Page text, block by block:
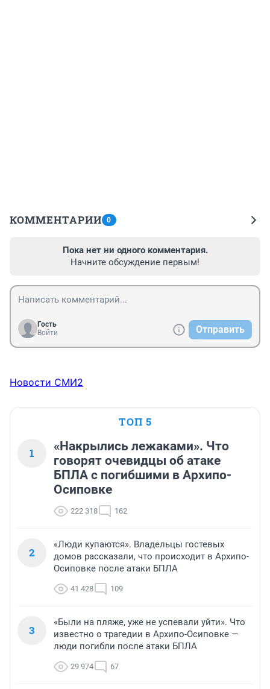
КОММЕНТАРИИ 0
Пока нет ни одного комментария.
Начните обсуждение первым!
Гость
Войти
Отправить
Новости СМИ2
ТОП 5
1
«Накрылись лежаками». Что
говорят очевидцы об атаке
БПЛА с погибшими в Архипо-
Осиповке
222 318 162
2
«Люди купаются». Владельцы гостевых
домов рассказали, что происходит в Архипо-
Осиповке после атаки БПЛА
41 428 109
3
«Были на пляже, уже не успевали уйти». Что
известно о трагедии в Архипо-Осиповке —
люди погибли после атаки БПЛА
29 974 67